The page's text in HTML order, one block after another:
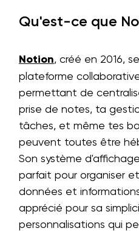
Qu'est-ce que
Notion, créé en 2016,
plateforme
permettant de
prise de notes, ta
tâches, et même tes
peuvent toutes être
Son système
parfait pour organiser
données et
apprécié pour sa
personnalisations qui